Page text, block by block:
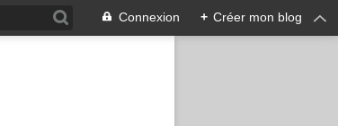
Connexion + Créer mon blog